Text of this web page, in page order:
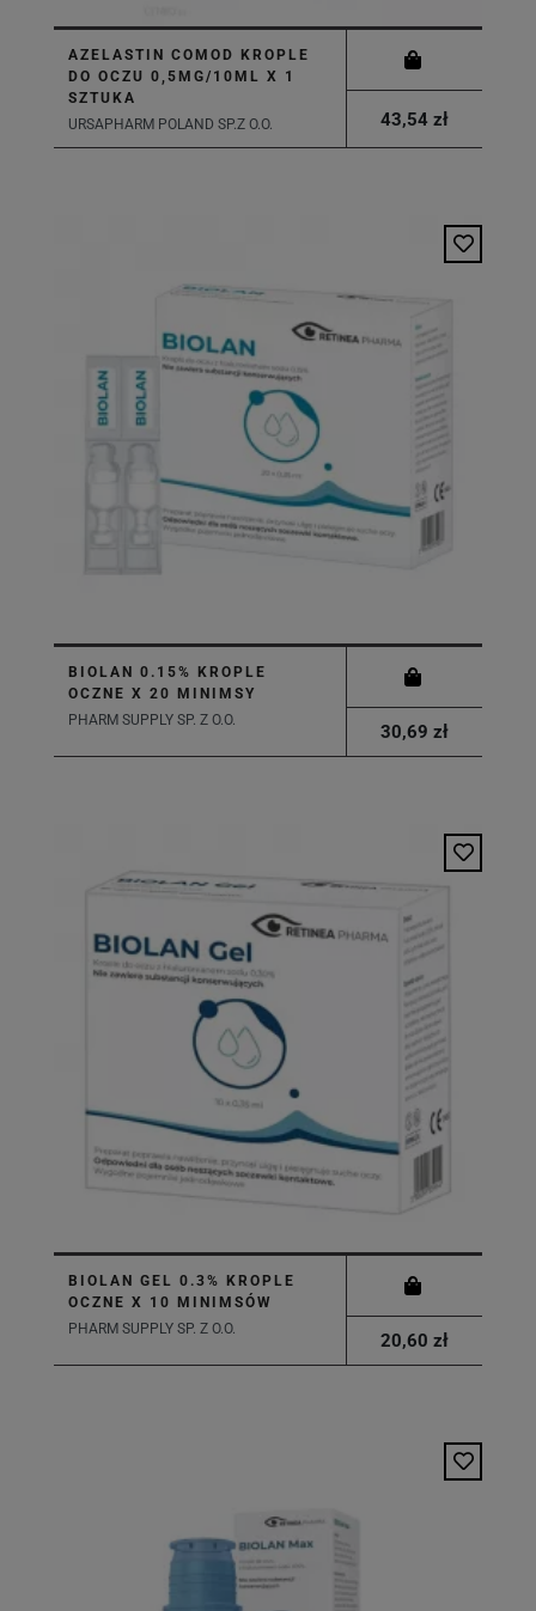
AZELASTIN COMOD KROPLE
DO OCZU 0,5MG/10ML X 1
SZTUKA
URSAPHARM POLAND SP.Z O.O.
43,54 zł
BIOLAN 0.15% KROPLE
OCZNE X 20 MINIMSY
PHARM SUPPLY SP. Z O.O.
30,69 zł
BIOLAN GEL 0.3% KROPLE
OCZNE X 10 MINIMSÓW
PHARM SUPPLY SP. Z O.O.
20,60 zł